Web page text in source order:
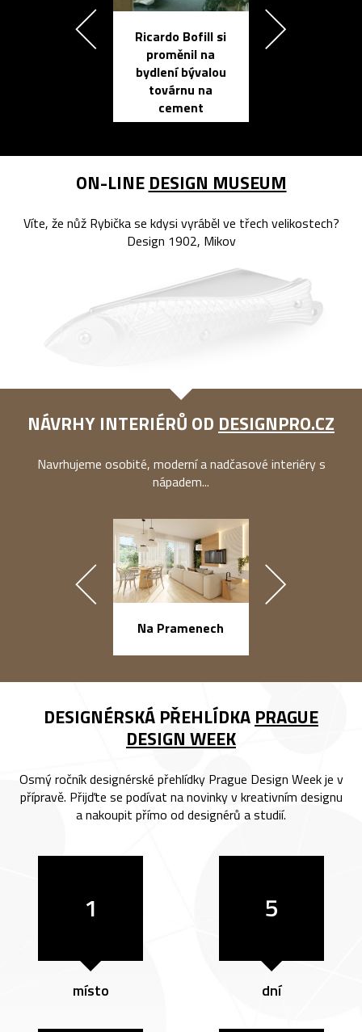
Ricardo Bofill si
proměnil na
bydlení bývalou
továrnu na
cement
ON-LINE DESIGN MUSEUM
Víte, že nůž Rybička se kdysi vyráběl ve třech velikostech?
Design 1902, Mikov
NÁVRHY INTERIÉRŮ OD DESIGNPRO.CZ
Navrhujeme osobité, moderní a nadčasové interiéry s
nápadem...
Na Pramenech
DESIGNÉRSKÁ PŘEHLÍDKA PRAGUE
DESIGN WEEK
Osmý ročník designérské přehlídky Prague Design Week je v
přípravě. Přijďte se podívat na novinky v kreativním designu
a nakoupit přímo od designérů a studií.
1
místo
5
dní